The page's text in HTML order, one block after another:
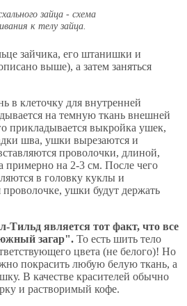
зайца - схема
к телу зайца.
зайчика, его штанишки и
выше), а затем заняться
в клеточку для внутренней
на темную ткань внешней
прикладывается выкройка ушек,
шва, ушки вырезаются и
проволочки, длиной,
примерно на 2-3 см. После чего
в головку куклы и
ушки будут держать
является тот факт, что все
загар". То есть шить тело
цвета (не белого)! Но
покрасить любую белую ткань, а
В качестве красителей обычно
и растворимый кофе.